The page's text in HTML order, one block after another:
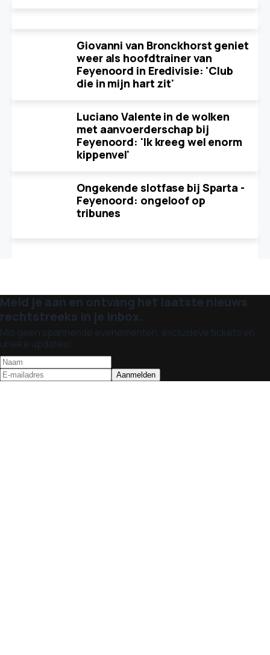
Giovanni van Bronckhorst geniet
weer als hoofdtrainer van
Feyenoord in Eredivisie: 'Club
die in mijn hart zit'
Luciano Valente in de wolken
met aanvoerderschap bij
Feyenoord: 'Ik kreeg wel enorm
kippenvel'
Ongekende slotfase bij Sparta -
Feyenoord: ongeloof op
tribunes
Meld je aan en ontvang het laatste nieuws
rechtstreeks in je inbox.
Mis geen spannende evenementen, exclusieve tickets en
unieke updates!